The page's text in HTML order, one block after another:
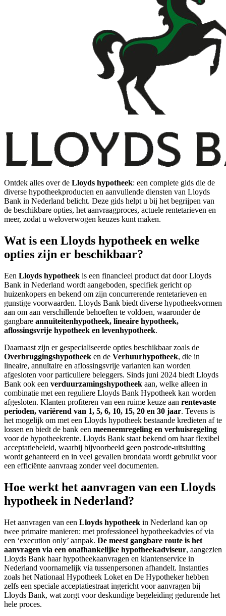
Ontdek alles over de Lloyds hypotheek: een complete gids die de
diverse hypotheekproducten en aanvullende diensten van Lloyds
Bank in Nederland belicht. Deze gids helpt u bij het begrijpen van
de beschikbare opties, het aanvraagproces, actuele rentetarieven en
meer, zodat u weloverwogen keuzes kunt maken.
Wat is een Lloyds hypotheek en welke
opties zijn er beschikbaar?
Een Lloyds hypotheek is een financieel product dat door Lloyds
Bank in Nederland wordt aangeboden, specifiek gericht op
huizenkopers en bekend om zijn concurrerende rentetarieven en
gunstige voorwaarden. Lloyds Bank biedt diverse hypotheekvormen
aan om aan verschillende behoeften te voldoen, waaronder de
gangbare annuïteitenhypotheek, lineaire hypotheek,
aflossingsvrije hypotheek en levenhypotheek.
Daarnaast zijn er gespecialiseerde opties beschikbaar zoals de
Overbruggingshypotheek en de Verhuurhypotheek, die in
lineaire, annuïtaire en aflossingsvrije varianten kan worden
afgesloten voor particuliere beleggers. Sinds juni 2024 biedt Lloyds
Bank ook een verduurzamingshypotheek aan, welke alleen in
combinatie met een reguliere Lloyds Bank Hypotheek kan worden
afgesloten. Klanten profiteren van een ruime keuze aan rentevaste
perioden, variërend van 1, 5, 6, 10, 15, 20 en 30 jaar. Tevens is
het mogelijk om met een Lloyds hypotheek bestaande kredieten af te
lossen en biedt de bank een meeneemregeling en verhuisregeling
voor de hypotheekrente. Lloyds Bank staat bekend om haar flexibel
acceptatiebeleid, waarbij bijvoorbeeld geen postcode-uitsluiting
wordt gehanteerd en in veel gevallen brondata wordt gebruikt voor
een efficiënte aanvraag zonder veel documenten.
Hoe werkt het aanvragen van een Lloyds
hypotheek in Nederland?
Het aanvragen van een Lloyds hypotheek in Nederland kan op
twee primaire manieren: met professioneel hypotheekadvies of via
een ‘execution only’ aanpak. De meest gangbare route is het
aanvragen via een onafhankelijke hypotheekadviseur, aangezien
Lloyds Bank haar hypotheekaanvragen en klantenservice in
Nederland voornamelijk via tussenpersonen afhandelt. Instanties
zoals het Nationaal Hypotheek Loket en De Hypotheker hebben
zelfs een speciale acceptatiestraat ingericht voor aanvragen bij
Lloyds Bank, wat zorgt voor deskundige begeleiding gedurende het
hele proces.